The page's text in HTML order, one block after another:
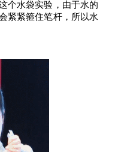
个水袋实验，由于水的
紧紧箍住笔杆，所以水